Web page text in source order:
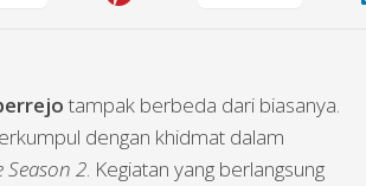
tampak berbeda dari biasanya.
dengan khidmat dalam
Season 2. Kegiatan yang berlangsung